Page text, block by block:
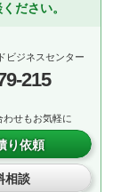
ださい。
ビジネスセンター
215
わせもお気軽に
り依頼
相談